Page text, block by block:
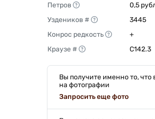
Петров
0,5
Уздеников #
3445
Конрос редкость
+
Краузе #
C142.3
Вы получите именно то, что
на фотографии
Запросить еще фото